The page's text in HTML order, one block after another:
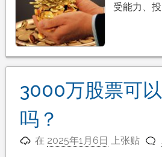
受能力、
3000万股票可
吗？
在 2025年1月6日 上张贴